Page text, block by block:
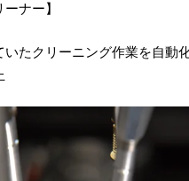
ナー】
たクリーニング作業を自動